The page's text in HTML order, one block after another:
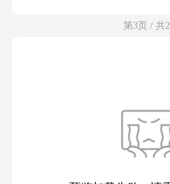
第3页 / 共